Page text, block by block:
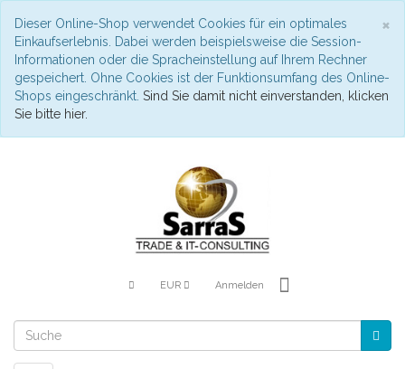
×
Dieser Online-Shop verwendet Cookies für ein optimales
Einkaufserlebnis. Dabei werden beispielsweise die Session-
Informationen oder die Spracheinstellung auf Ihrem Rechner
gespeichert. Ohne Cookies ist der Funktionsumfang des Online-
Shops eingeschränkt. Sind Sie damit nicht einverstanden, klicken
Sie bitte hier.
EUR Anmelden